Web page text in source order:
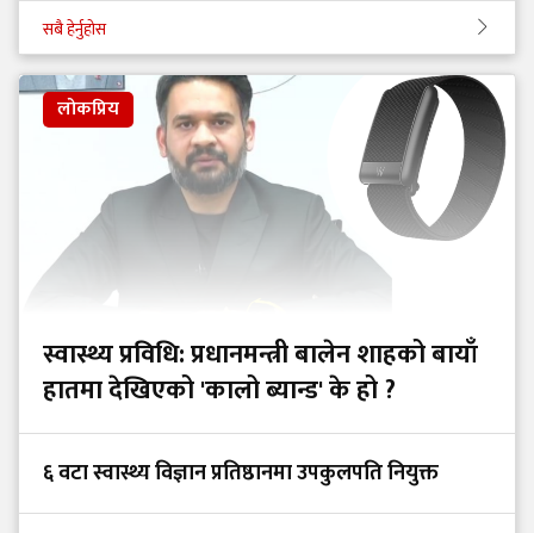
सबै हेर्नुहोस
लोकप्रिय
स्वास्थ्य प्रविधि: प्रधानमन्त्री बालेन शाहको बायाँ
हातमा देखिएको 'कालो ब्यान्ड' के हो ?
६ वटा स्वास्थ्य विज्ञान प्रतिष्ठानमा उपकुलपति नियुक्त